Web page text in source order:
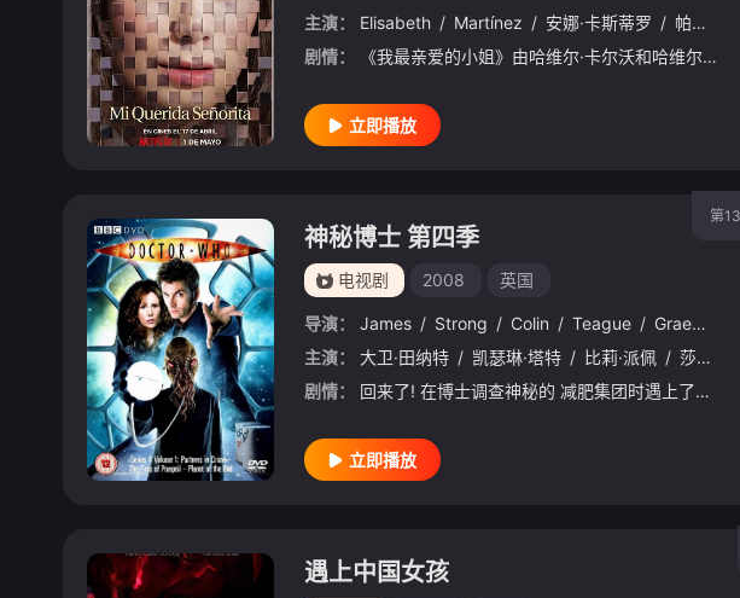
主演：
Elisabeth / Martínez / 安娜·卡斯蒂罗 / 帕科·莱昂
剧情：
《我最亲爱的小姐》由哈维尔·卡尔沃和哈维尔·安布罗西制作，改编自1972年奥斯卡提名的同名电影，由杰米·德·阿里马南执导，他与何塞·路易斯·博劳共同撰写剧本，由何塞·路易斯·洛佩斯·巴斯克斯主演。
立即播放
第
神秘博士 第四季
电视剧 2008 英国
导演： James / Strong / Colin / Teague / Graeme
主演：
大卫·田纳特 / 凯瑟琳·塔特 / 比莉·派佩 / 莎拉·兰卡夏尔
剧情：
回来了! 在博士调查神秘的 减肥集团时遇上了圣诞节时拒绝一同旅行的 , 而此时她也希望神秘的博士能带她离开失业的阴霾中, 从庞贝的火山爆发之日到宇
立即播放
遇上中国女孩